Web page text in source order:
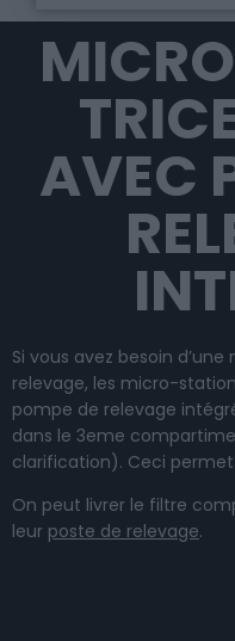
AVEC
Si vous avez besoin
relevage, les micro-
pompe de relevage
dans le 3eme
clarification). Ceci
On peut livrer le filtre
leur poste de relevage.